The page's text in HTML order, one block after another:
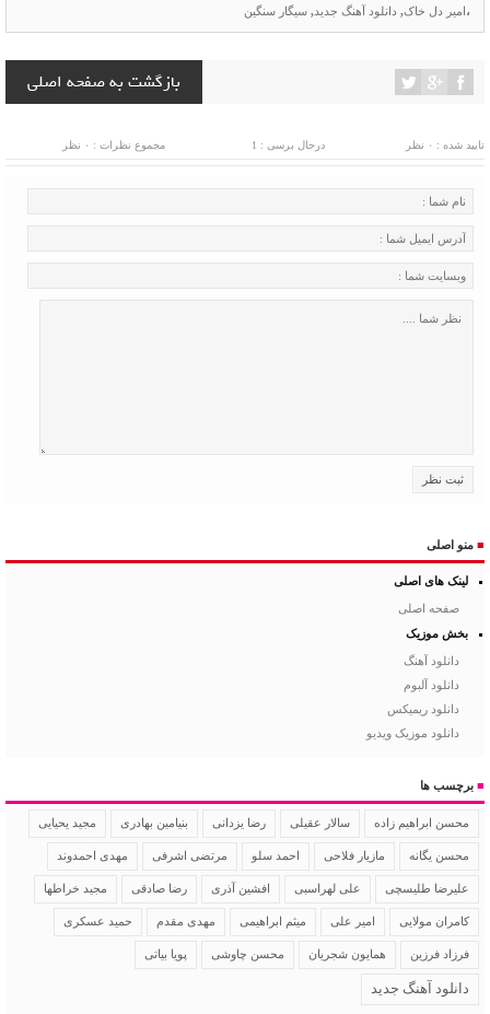
،امیر دل خاک, دانلود آهنگ جدید , سیگار سنگین
بازگشت به صفحه اصلی
تایید شده : ۰ نظر درحال برسی : 1 مجموع نظرات : ۰ نظر
■ منو اصلی
لینک های اصلی
صفحه اصلی
بخش موزیک
دانلود آهنگ
دانلود آلبوم
دانلود ریمیکس
دانلود موزیک ویدیو
■ برچسب ها
محسن ابراهیم زاده سالار عقیلی رضا یزدانی بنیامین بهادری مجید یحیایی
محسن یگانه مازیار فلاحی احمد سلو مرتضی اشرفی مهدی احمدوند
علیرضا طلیسچی علی لهراسبی افشین آذری رضا صادقی مجید خراطها
کامران مولایی امیر علی میثم ابراهیمی مهدی مقدم حمید عسکری
فرزاد فرزین همایون شجریان محسن چاوشی پویا بیاتی
دانلود آهنگ جدید